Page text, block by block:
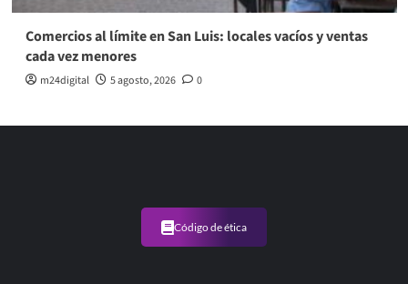
Comercios al límite en San Luis: locales vacíos y ventas
cada vez menores
m24digital 5 agosto, 2026 0
Código de ética